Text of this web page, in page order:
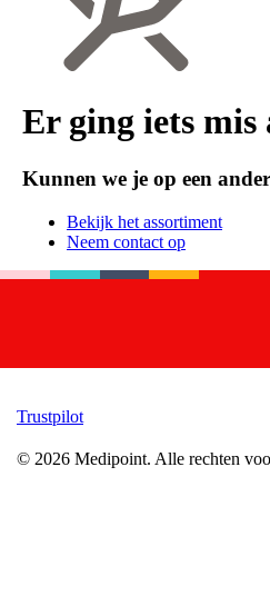
Er ging iets mis
Kunnen we je op een
Bekijk het assortiment
Neem contact op
Trustpilot
© 2026 Medipoint. Alle rechten